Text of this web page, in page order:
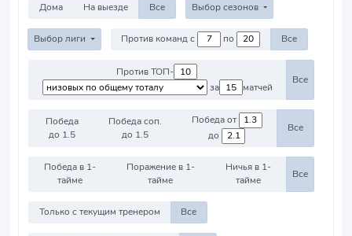
Дома На выезде Все Выбор сезонов
Выбор лиги Против команд с по Все
Против ТОП-
за
матчей
Все
Победа
до 1.5
Победа соп.
до 1.5
Победа от
до
Все
Победа в 1-
тайме
Поражение в 1-
тайме
Ничья в 1-
тайме
Все
Только с текущим тренером Все